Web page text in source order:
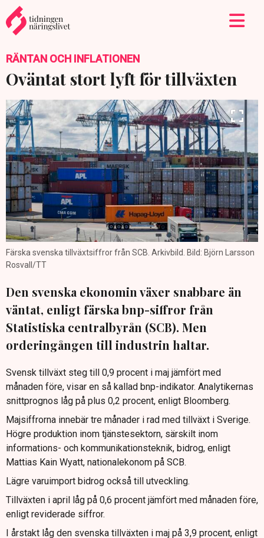
RÄNTAN OCH INFLATIONEN
Oväntat stort lyft för tillväxten
Färska svenska tillväxtsiffror från SCB. Arkivbild. Bild: Björn Larsson
Rosvall/TT
Den svenska ekonomin växer snabbare än
väntat, enligt färska bnp-siffror från
Statistiska centralbyrån (SCB). Men
orderingången till industrin haltar.
Svensk tillväxt steg till 0,9 procent i maj jämfört med
månaden före, visar en så kallad bnp-indikator. Analytikernas
snittprognos låg på plus 0,2 procent, enligt Bloomberg.
Majsiffrorna innebär tre månader i rad med tillväxt i Sverige.
Högre produktion inom tjänstesektorn, särskilt inom
informations- och kommunikationsteknik, bidrog, enligt
Mattias Kain Wyatt, nationalekonom på SCB.
Lägre varuimport bidrog också till utveckling.
Tillväxten i april låg på 0,6 procent jämfört med månaden före,
enligt reviderade siffror.
I årstakt låg den svenska tillväxten i maj på 3,9 procent, enligt